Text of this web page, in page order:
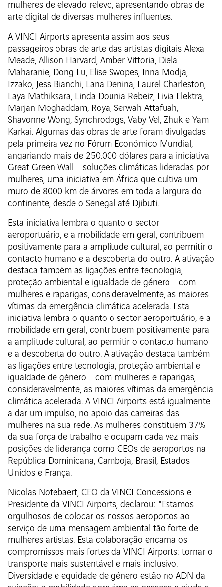
mulheres de elevado relevo, apresentando obras de
arte digital de diversas mulheres influentes.
A VINCI Airports apresenta assim aos seus
passageiros obras de arte das artistas digitais Alexa
Meade, Allison Harvard, Amber Vittoria, Diela
Maharanie, Dong Lu, Elise Swopes, Inna Modja,
Izzako, Jess Bianchi, Lana Denina, Laurel Charleston,
Laya Mathiksara, Linda Dounia Rebeiz, Livia Elektra,
Marjan Moghaddam, Roya, Serwah Attafuah,
Shavonne Wong, Synchrodogs, Vaby Vel, Zhuk e Yam
Karkai. Algumas das obras de arte foram divulgadas
pela primeira vez no Fórum Económico Mundial,
angariando mais de 250.000 dólares para a iniciativa
Great Green Wall - soluções climáticas lideradas por
mulheres, uma iniciativa em África que cultiva um
muro de 8000 km de árvores em toda a largura do
continente, desde o Senegal até Djibuti.
Esta iniciativa lembra o quanto o sector
aeroportuário, e a mobilidade em geral, contribuem
positivamente para a amplitude cultural, ao permitir o
contacto humano e a descoberta do outro. A ativação
destaca também as ligações entre tecnologia,
proteção ambiental e igualdade de género - com
mulheres e raparigas, consideravelmente, as maiores
vítimas da emergência climática acelerada. Esta
iniciativa lembra o quanto o sector aeroportuário, e a
mobilidade em geral, contribuem positivamente para
a amplitude cultural, ao permitir o contacto humano
e a descoberta do outro. A ativação destaca também
as ligações entre tecnologia, proteção ambiental e
igualdade de género - com mulheres e raparigas,
consideravelmente, as maiores vítimas da emergência
climática acelerada. A VINCI Airports está igualmente
a dar um impulso, no apoio das carreiras das
mulheres na sua rede. As mulheres constituem 37%
da sua força de trabalho e ocupam cada vez mais
posições de liderança como CEOs de aeroportos na
República Dominicana, Camboja, Brasil, Estados
Unidos e França.
Nicolas Notebaert, CEO da VINCI Concessions e
Presidente da VINCI Airports, declarou: "Estamos
orgulhosos de colocar os nossos aeroportos ao
serviço de uma mensagem ambiental tão forte de
mulheres artistas. Esta colaboração encarna os
compromissos mais fortes da VINCI Airports: tornar o
transporte mais sustentável e mais inclusivo.
Diversidade e equidade de género estão no ADN da